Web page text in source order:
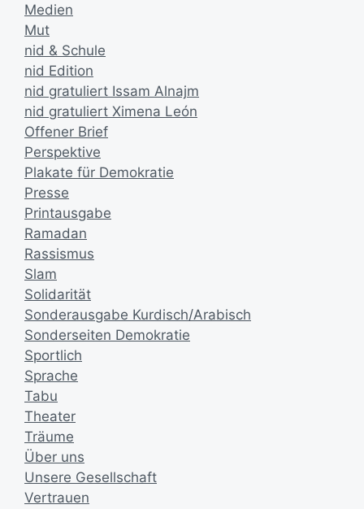
Medien
Mut
nid & Schule
nid Edition
nid gratuliert Issam Alnajm
nid gratuliert Ximena León
Offener Brief
Perspektive
Plakate für Demokratie
Presse
Printausgabe
Ramadan
Rassismus
Slam
Solidarität
Sonderausgabe Kurdisch/Arabisch
Sonderseiten Demokratie
Sportlich
Sprache
Tabu
Theater
Träume
Über uns
Unsere Gesellschaft
Vertrauen